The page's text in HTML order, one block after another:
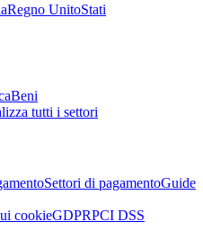
Regno UnitoStati
Beni
tutti i settori
Settori di pagamentoGuide
cookieGDPRPCI DSS